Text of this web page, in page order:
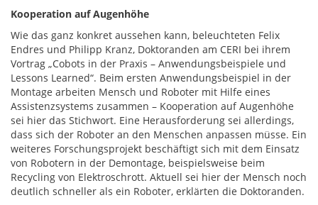
Kooperation auf Augenhöhe
Wie das ganz konkret aussehen kann, beleuchteten Felix
Endres und Philipp Kranz, Doktoranden am CERI bei ihrem
Vortrag „Cobots in der Praxis – Anwendungsbeispiele und
Lessons Learned“. Beim ersten Anwendungsbeispiel in der
Montage arbeiten Mensch und Roboter mit Hilfe eines
Assistenzsystems zusammen – Kooperation auf Augenhöhe
sei hier das Stichwort. Eine Herausforderung sei allerdings,
dass sich der Roboter an den Menschen anpassen müsse. Ein
weiteres Forschungsprojekt beschäftigt sich mit dem Einsatz
von Robotern in der Demontage, beispielsweise beim
Recycling von Elektroschrott. Aktuell sei hier der Mensch noch
deutlich schneller als ein Roboter, erklärten die Doktoranden.